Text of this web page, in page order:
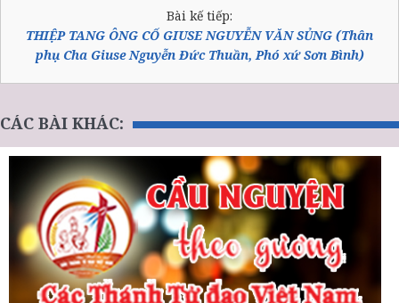
Bài kế tiếp:
THIỆP TANG ÔNG CỐ GIUSE NGUYỄN VĂN SỦNG (Thân
phụ Cha Giuse Nguyễn Đức Thuần, Phó xứ Sơn Bình)
CÁC BÀI KHÁC: